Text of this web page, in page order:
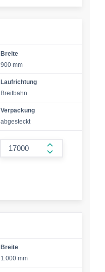
Breite
900 mm
Laufrichtung
Breitbahn
Verpackung
abgesteckt
form.increase-
Breite
1.000 mm